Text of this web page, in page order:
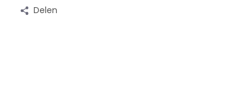
Delen